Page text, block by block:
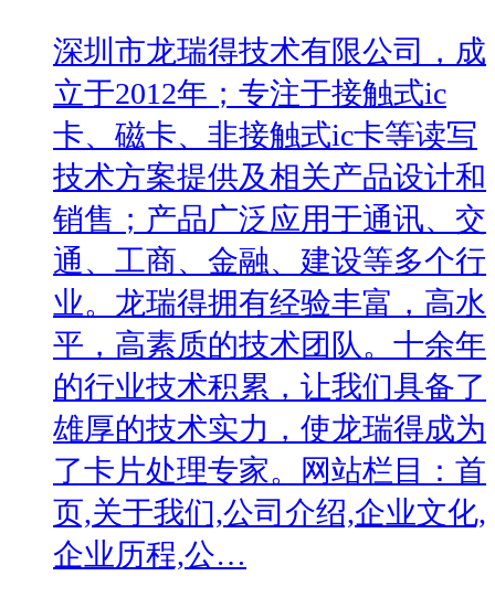
深圳市龙瑞得技术有限公司，成
立于2012年；专注于接触式ic
卡、磁卡、非接触式ic卡等读写
技术方案提供及相关产品设计和
销售；产品广泛应用于通讯、交
通、工商、金融、建设等多个行
业。龙瑞得拥有经验丰富，高水
平，高素质的技术团队。十余年
的行业技术积累，让我们具备了
雄厚的技术实力，使龙瑞得成为
了卡片处理专家。网站栏目：首
页,关于我们,公司介绍,企业文化,
企业历程,公…